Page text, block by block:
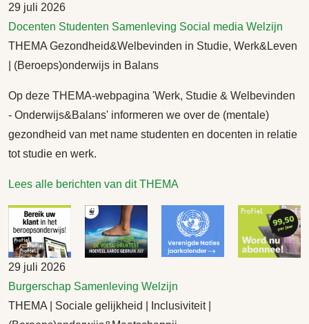
29 juli 2026
Docenten Studenten Samenleving Social media Welzijn
THEMA Gezondheid&Welbevinden in Studie, Werk&Leven
| (Beroeps)onderwijs in Balans
Op deze THEMA-webpagina 'Werk, Studie & Welbevinden
- Onderwijs&Balans' informeren we over de (mentale)
gezondheid van met name studenten en docenten in relatie
tot studie en werk.
Lees alle berichten van dit THEMA
29 juli 2026
Burgerschap Samenleving Welzijn
THEMA | Sociale gelijkheid | Inclusiviteit |